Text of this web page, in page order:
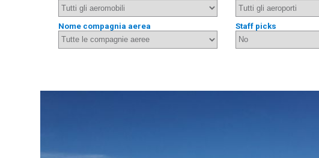
Nome compagnia aerea Staff picks